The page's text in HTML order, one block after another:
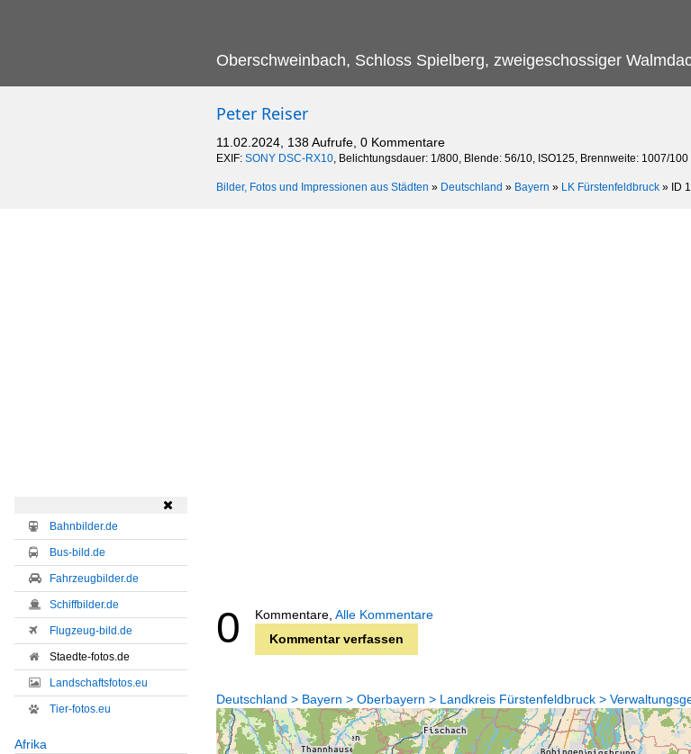
Oberschweinbach, Schloss Spielberg, zweigeschossiger
Peter Reiser
11.02.2024, 138 Aufrufe, 0 Kommentare
EXIF: SONY DSC-RX10, Belichtungsdauer: 1/800, Blende: 56/10, ISO125, Brennweite: 1007/100
Bilder, Fotos und Impressionen aus Städten » Deutschland » Bayern » LK Fürstenfeldbruck » ID

Bahnbilder.de
Bus-bild.de
Fahrzeugbilder.de
Schiffbilder.de
Flugzeug-bild.de
Staedte-fotos.de
Landschaftsfotos.eu
Tier-fotos.eu
Afrika
0 Kommentare, Alle Kommentare
Kommentar verfassen
Deutschland > Bayern > Oberbayern > Landkreis Fürstenfeldbruck >